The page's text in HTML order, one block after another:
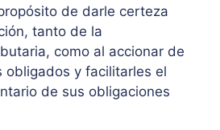
de darle certeza
tanto de la
como al accionar de
obligados y facilitarles el
de sus obligaciones